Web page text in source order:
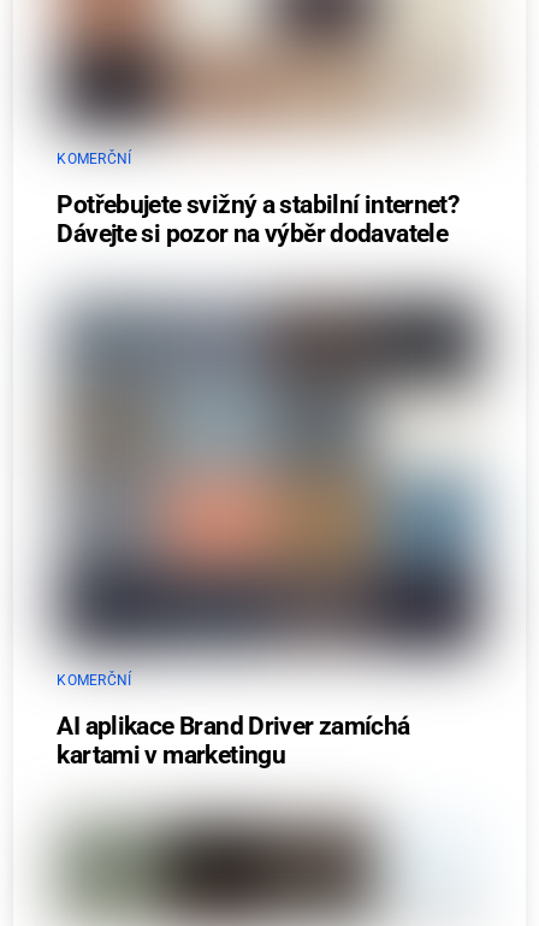
KOMERČNÍ
Potřebujete svižný a stabilní internet?
Dávejte si pozor na výběr dodavatele
KOMERČNÍ
AI aplikace Brand Driver zamíchá
kartami v marketingu